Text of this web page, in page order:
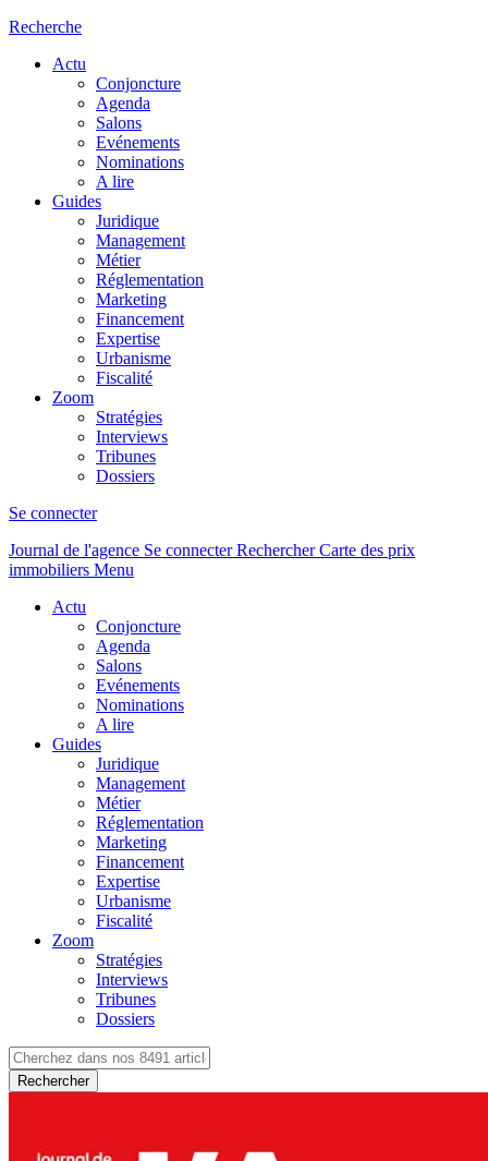
Recherche
Actu
Conjoncture
Agenda
Salons
Evénements
Nominations
A lire
Guides
Juridique
Management
Métier
Réglementation
Marketing
Financement
Expertise
Urbanisme
Fiscalité
Zoom
Stratégies
Interviews
Tribunes
Dossiers
Se connecter
Journal de l'agence Se connecterRechercher Carte des prix
immobiliers Menu
Actu
Conjoncture
Agenda
Salons
Evénements
Nominations
A lire
Guides
Juridique
Management
Métier
Réglementation
Marketing
Financement
Expertise
Urbanisme
Fiscalité
Zoom
Stratégies
Interviews
Tribunes
Dossiers
Rechercher